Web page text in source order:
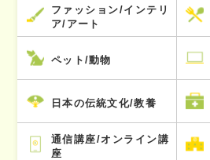
ファッション/インテリ
ア/アート
ペット/動物
日本の伝統文化/教養
通信講座/オンライン講
座